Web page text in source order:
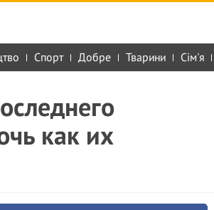
Спорт Добре Тварини Сім'я
как их